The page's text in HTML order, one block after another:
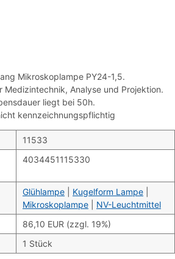
Mikroskoplampe PY24-1,5.
Medizintechnik, Analyse und Projektion.
liegt bei 50h.
kennzeichnungspflichtig
11533
4034451115330
Glühlampe Kugelform Lampe
Mikroskoplampe
NV-Leuchtmittel
86,10 EUR (zzgl. 19%)
1 Stück